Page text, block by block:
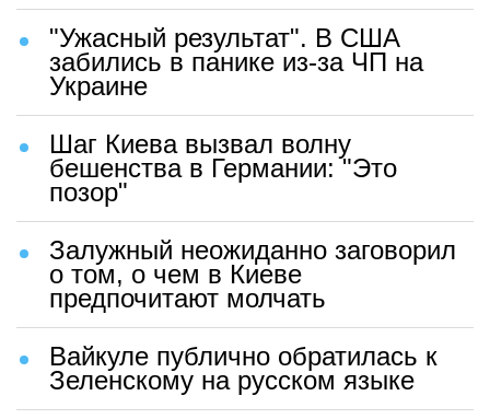
"Ужасный результат". В США
забились в панике из-за ЧП на
Украине
Шаг Киева вызвал волну
бешенства в Германии: "Это
позор"
Залужный неожиданно заговорил
о том, о чем в Киеве
предпочитают молчать
Вайкуле публично обратилась к
Зеленскому на русском языке